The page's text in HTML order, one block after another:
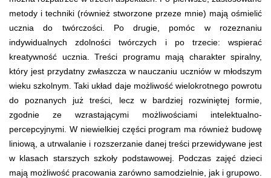
metody i techniki (również stworzone przeze mnie) mają ośmielić
ucznia do twórczości. Po drugie, pomóc w rozeznaniu
indywidualnych zdolności twórczych i po trzecie: wspierać
kreatywność ucznia. Treści programu mają charakter spiralny,
który jest przydatny zwłaszcza w nauczaniu uczniów w młodszym
wieku szkolnym. Taki układ daje możliwość wielokrotnego powrotu
do poznanych już treści, lecz w bardziej rozwiniętej formie,
zgodnie ze wzrastającymi możliwościami intelektualno-
percepcyjnymi. W niewielkiej części program ma również budowę
liniową, a utrwalanie i rozszerzanie danej treści przewidywane jest
w klasach starszych szkoły podstawowej. Podczas zajęć dzieci
mają możliwość pracowania zarówno samodzielnie, jak i grupowo.